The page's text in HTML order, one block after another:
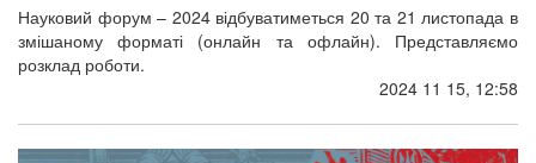
Науковий форум – 2024 відбуватиметься 20 та 21 листопада в
змішаному форматі (онлайн та офлайн). Представляємо
розклад роботи.
2024 11 15, 12:58